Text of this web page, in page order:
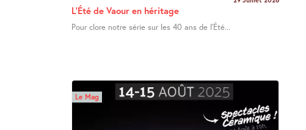
L’Été de Vaour en héritage
Pour clore notre série sur les 40 ans de l’Été...
Le Mag